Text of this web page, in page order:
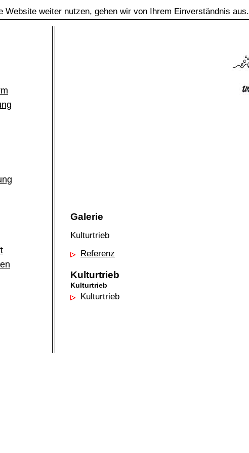
weiter nutzen, gehen wir von Ihrem Einverständnis aus.
Galerie
Kulturtrieb
Referenz
Kulturtrieb
Kulturtrieb
Kulturtrieb